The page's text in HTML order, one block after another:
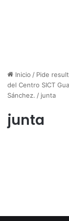
Inicio / Pide
del Centro SICT
Sánchez. / junta
junta